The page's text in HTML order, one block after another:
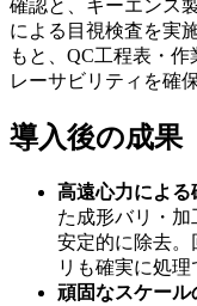
確認と、キーエンス
による目視検査を実
もと、QC工程表・
レーサビリティを確
導入後の成果
高遠心力によ
た成形バリ・
安定的に除去
リも確実に処理
頑固なスケール